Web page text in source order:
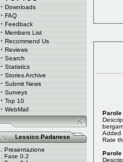
· Downloads
· FAQ
· Feedback
· Members List
· Recommend Us
· Reviews
· Search
· Statistics
· Stories Archive
· Submit News
· Surveys
· Top 10
· WebMail
Lessico Padanese
.Presentazione
.Fase 0.2
Parole
Added
Rate
Parole